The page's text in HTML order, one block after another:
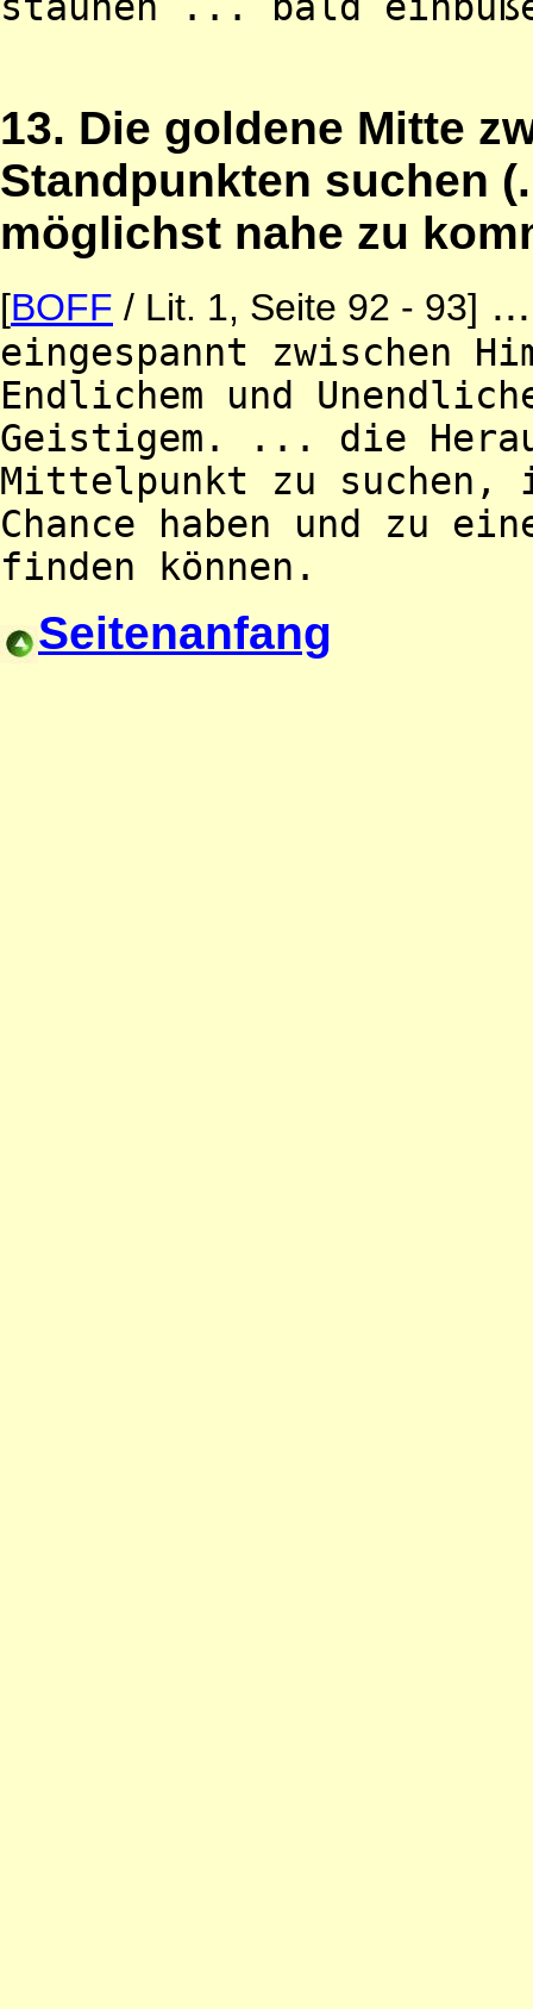
13. Die goldene Mitte
Standpunkten suchen
möglichst nahe zu
[BOFF / Lit. 1, Seite 92 - 93]
eingespannt zwischen
Endlichem und
Geistigem. ... die
Mittelpunkt zu suchen,
Chance haben und zu
finden können.
Seitenanfang